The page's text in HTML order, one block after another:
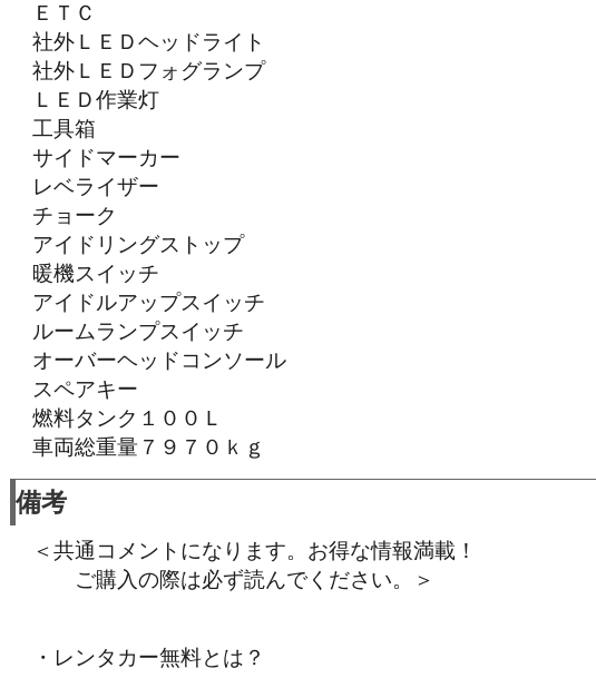
ＥＴＣ
社外ＬＥＤヘッドライト
社外ＬＥＤフォグランプ
ＬＥＤ作業灯
工具箱
サイドマーカー
レベライザー
チョーク
アイドリングストップ
暖機スイッチ
アイドルアップスイッチ
ルームランプスイッチ
オーバーヘッドコンソール
スペアキー
燃料タンク１００Ｌ
車両総重量７９７０ｋｇ
備考
＜共通コメントになります。お得な情報満載！
ご購入の際は必ず読んでください。＞
・レンタカー無料とは？